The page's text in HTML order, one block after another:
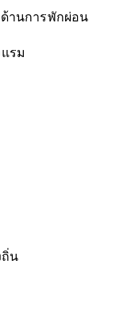
านการพักผ่อน
รม
น